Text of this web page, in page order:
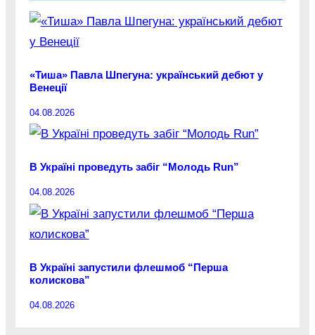
«Тиша» Павла Шпегуна: український дебют у
Венеції
04.08.2026
В Україні проведуть забіг “Молодь Run”
04.08.2026
В Україні запустили флешмоб “Перша
колискова”
04.08.2026